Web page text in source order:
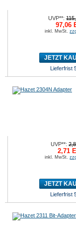
UVP**:
97,06
inkl. MwSt.
JETZT
Lieferfrist
UVP**:
2,71
inkl. MwSt.
JETZT
Lieferfrist